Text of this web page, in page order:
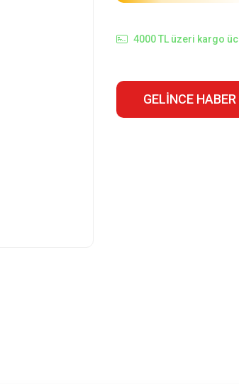
4000 TL üzeri kargo
GELINCE HABER